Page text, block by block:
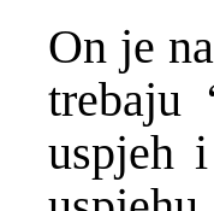
On je
trebaju
uspjeh